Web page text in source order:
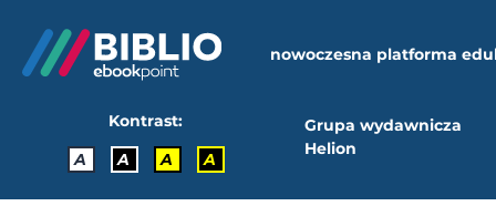
nowoczesna platforma
Kontrast:
A
A A A
Grupa wydawnicza
Helion